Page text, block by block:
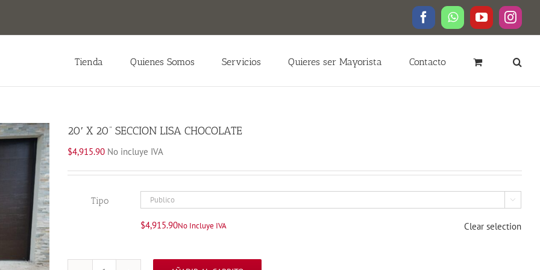
FacebookWhatsAppYouTube
Tienda Quienes Somos Servicios Quieres ser Mayorista Contacto
20′ X 20” SECCION LISA CHOCOLATE
$4,915.90 No incluye IVA
Tipo 
$4,915.90No Incluye IVA Clear selection